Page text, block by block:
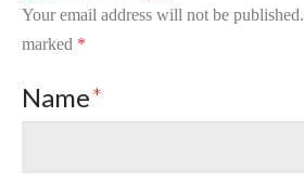
Your email address will not be published.
marked *
Name*